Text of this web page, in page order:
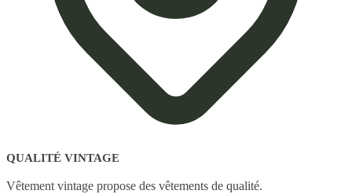
QUALITÉ VINTAGE
Vêtement vintage propose des vêtements de qualité.